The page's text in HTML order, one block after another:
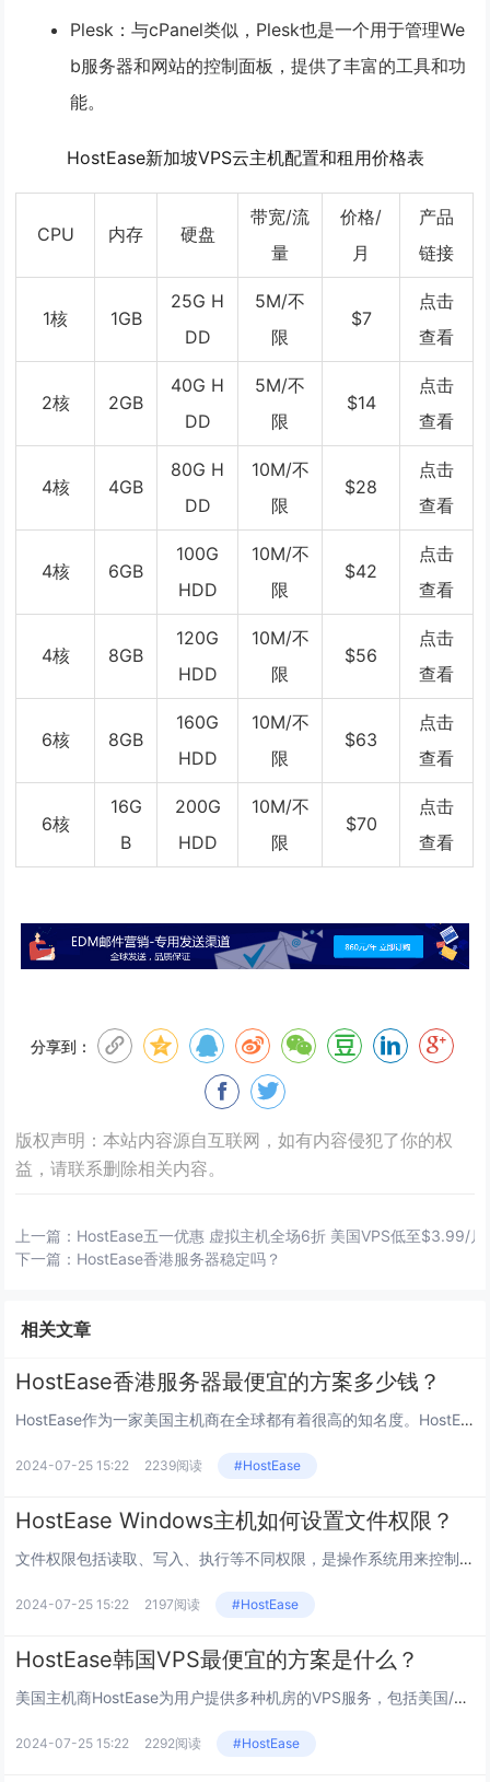
Plesk：与cPanel类似，Plesk也是一个用于管理We
b服务器和网站的控制面板，提供了丰富的工具和功
能。
HostEase新加坡VPS云主机配置和租用价格表
CPU 内存 硬盘
带宽/流
量
价格/
月
产品
链接
1核 1GB
25G H
DD
5M/不
限
$7
点击
查看
2核 2GB
40G H
DD
5M/不
限
$14
点击
查看
4核 4GB
80G H
DD
10M/不
限
$28
点击
查看
4核 6GB
100G
HDD
10M/不
限
$42
点击
查看
4核 8GB
120G
HDD
10M/不
限
$56
点击
查看
6核 8GB
160G
HDD
10M/不
限
$63
点击
查看
6核
16G
B
200G
HDD
10M/不
限
$70
点击
查看
分享到：
版权声明：本站内容源自互联网，如有内容侵犯了你的权
益，请联系删除相关内容。
上一篇： HostEase五一优惠 虚拟主机全场6折 美国VPS低至$3.99/月
下一篇： HostEase香港服务器稳定吗？
相关文章
HostEase香港服务器最便宜的方案多少钱？
HostEase作为一家美国主机商在全球都有着很高的知名度。HostEase为用户提供多种机房的服务器、虚拟主机服务，其...
2024-07-25 15:22 2239阅读 #HostEase
HostEase Windows主机如何设置文件权限？
文件权限包括读取、写入、执行等不同权限，是操作系统用来控制用户对文件和目录访问的一种机制。在HostEase Windo...
2024-07-25 15:22 2197阅读 #HostEase
HostEase韩国VPS最便宜的方案是什么？
美国主机商HostEase为用户提供多种机房的VPS服务，包括美国/香港/日本/韩国等，其中韩国VPS具有很高的灵活性和...
2024-07-25 15:22 2292阅读 #HostEase